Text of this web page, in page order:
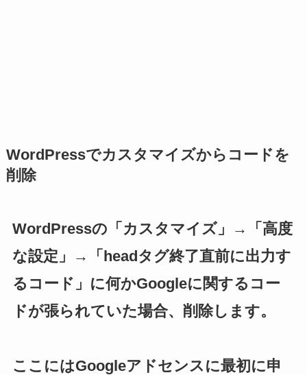
WordPressでカスタマイズからコードを
削除
WordPressの「カスタマイズ」→「高度
な設定」→「headタグ終了直前に出力す
るコード」に何かGoogleに関するコー
ドが張られていた場合、削除します。
ここにはGoogleアドセンスに最初に申